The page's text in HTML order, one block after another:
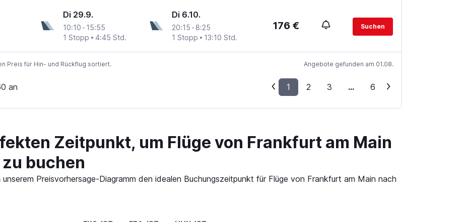
Di 29.9.
10:10 - 15:55
1 Stopp
4:45 Std.
Di 6.10.
20:15 - 8:25
1 Stopp
13:10 Std.
176 € Suchen
Preis für Hin- und Rückflug sortiert. Angebote gefunden am 01.08.
an 1 2 3 ... 6
Zeitpunkt, um Flüge von Frankfurt am Main
buchen
Preisvorhersage-Diagramm den idealen Buchungszeitpunkt für Flüge von Frankfurt am Main nach